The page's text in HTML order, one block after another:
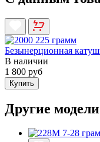
Безынерционная
В наличии
1 800 руб
Купить
Другие